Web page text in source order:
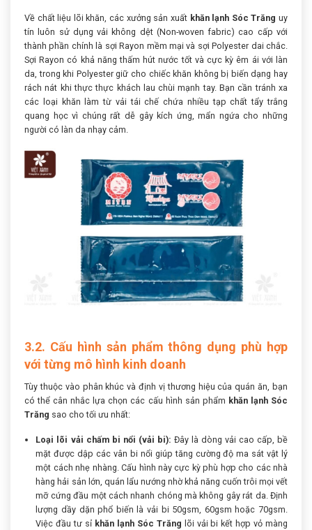
Về chất liệu lõi khăn, các xưởng sản xuất khăn lạnh Sóc Trăng uy
tín luôn sử dụng vải không dệt (Non-woven fabric) cao cấp với
thành phần chính là sợi Rayon mềm mại và sợi Polyester dai chắc.
Sợi Rayon có khả năng thấm hút nước tốt và cực kỳ êm ái với làn
da, trong khi Polyester giữ cho chiếc khăn không bị biến dạng hay
rách nát khi thực thực khách lau chùi mạnh tay. Bạn cần tránh xa
các loại khăn làm từ vải tái chế chứa nhiều tạp chất tẩy trắng
quang học vì chúng rất dễ gây kích ứng, mẩn ngứa cho những
người có làn da nhạy cảm.
3.2. Cấu hình sản phẩm thông dụng phù hợp
với từng mô hình kinh doanh
Tùy thuộc vào phân khúc và định vị thương hiệu của quán ăn, bạn
có thể cân nhắc lựa chọn các cấu hình sản phẩm khăn lạnh Sóc
Trăng sao cho tối ưu nhất:
Loại lõi vải chấm bi nổi (vải bi): Đây là dòng vải cao cấp, bề
mặt được dập các vân bi nổi giúp tăng cường độ ma sát vật lý
một cách nhẹ nhàng. Cấu hình này cực kỳ phù hợp cho các nhà
hàng hải sản lớn, quán lẩu nướng nhờ khả năng cuốn trôi mọi vết
mỡ cứng đầu một cách nhanh chóng mà không gây rát da. Định
lượng dầy dặn phổ biến là vải bi 50gsm, 60gsm hoặc 70gsm.
Việc đầu tư sỉ khăn lạnh Sóc Trăng lõi vải bi kết hợp vỏ màng